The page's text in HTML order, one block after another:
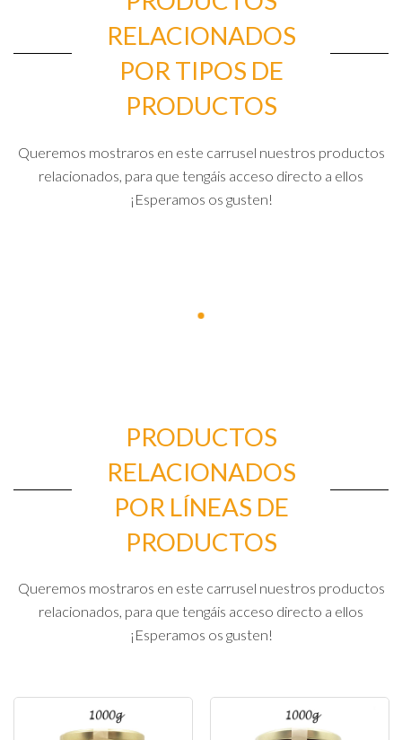
RELACIONADOS
POR TIPOS DE
PRODUCTOS
Queremos mostraros en este carrusel nuestros productos
relacionados, para que tengáis acceso directo a ellos
¡Esperamos os gusten!
PRODUCTOS
RELACIONADOS
POR LÍNEAS DE
PRODUCTOS
Queremos mostraros en este carrusel nuestros productos
relacionados, para que tengáis acceso directo a ellos
¡Esperamos os gusten!